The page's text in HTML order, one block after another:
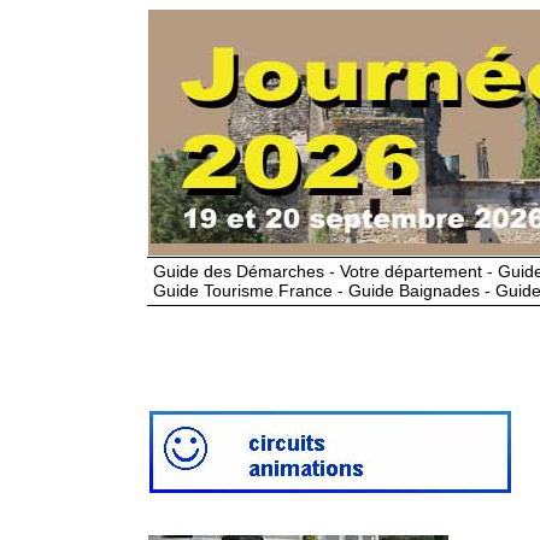
Guide des Démarches - Votre département -
Guide Tourisme France - Guide Baignades -